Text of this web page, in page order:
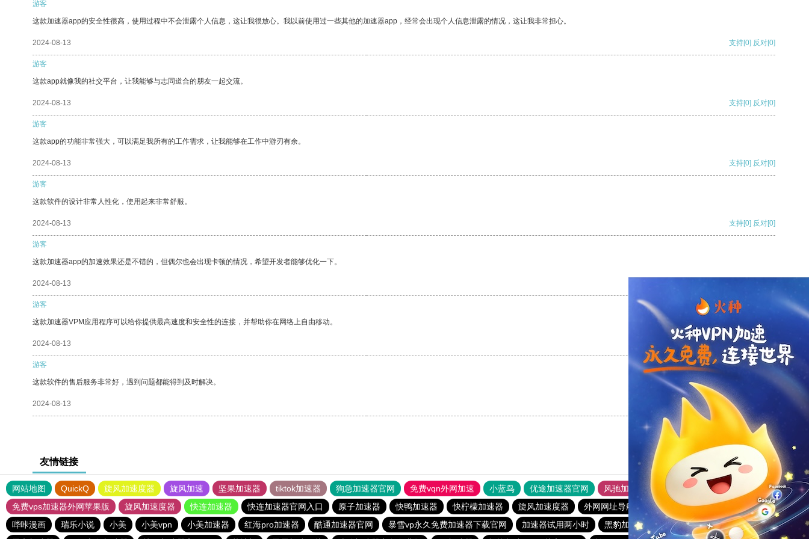
游客
这款加速器app的安全性很高，使用过程中不会泄露个人信息，这让我很放心。我以前使用过一些其他的加速器app，经常会出现个人信息泄露的情况，这让我非常担心。
2024-08-13 支持[0] 反对[0]
游客
这款app就像我的社交平台，让我能够与志同道合的朋友一起交流。
2024-08-13 支持[0] 反对[0]
游客
这款app的功能非常强大，可以满足我所有的工作需求，让我能够在工作中游刃有余。
2024-08-13 支持[0] 反对[0]
游客
这款软件的设计非常人性化，使用起来非常舒服。
2024-08-13 支持[0] 反对[0]
游客
这款加速器app的加速效果还是不错的，但偶尔也会出现卡顿的情况，希望开发者能够优化一下。
2024-08-13
游客
这款加速器VPM应用程序可以给你提供最高速度和安全性的连接，并帮助你在网络上自由移动。
2024-08-13 支持 [0] 反对 [0]
游客
这款软件的售后服务非常好，遇到问题都能得到及时解决。
2024-08-13 支持
友情链接
网站地图 QuickQ 旋风加速度器 旋风加速 坚果加速器 tiktok加速器 狗急加速器官网 免费vqn外网加速 小蓝鸟 优途加速器官网 风驰加速器
旋风加速器
免费vps加速器外网苹果版
旋风加速度器 快连加速器 快连加速器官网入口 原子加速器 快鸭加速器 快柠檬加速器 旋风加速度器 外网网址导航 软件中心 雷霆加速
狂飙加速器
哔咔漫画
瑞乐小说 小美 小美vpn 小美加速器 红海pro加速器 酷通加速器官网 暴雪vp永久免费加速器下载官网 加速器试用两小时 黑豹加速器 旋风加速npv
加速器黑洞